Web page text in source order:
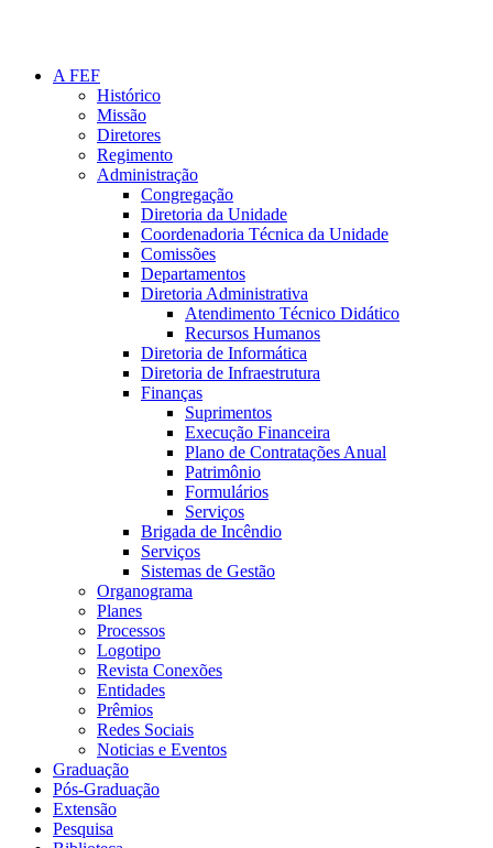
A FEF
Histórico
Missão
Diretores
Regimento
Administração
Congregação
Diretoria da Unidade
Coordenadoria Técnica da Unidade
Comissões
Departamentos
Diretoria Administrativa
Atendimento Técnico Didático
Recursos Humanos
Diretoria de Informática
Diretoria de Infraestrutura
Finanças
Suprimentos
Execução Financeira
Plano de Contratações Anual
Patrimônio
Formulários
Serviços
Brigada de Incêndio
Serviços
Sistemas de Gestão
Organograma
Planes
Processos
Logotipo
Revista Conexões
Entidades
Prêmios
Redes Sociais
Noticias e Eventos
Graduação
Pós-Graduação
Extensão
Pesquisa